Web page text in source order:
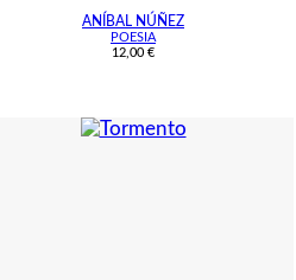
ANÍBAL NÚÑEZ
POESIA
12,00 €